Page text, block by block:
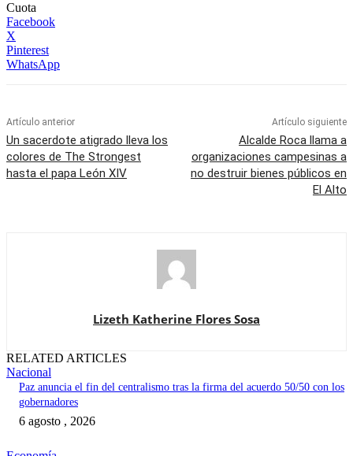
Cuota
Facebook
X
Pinterest
WhatsApp
Artículo anterior
Un sacerdote atigrado lleva los
colores de The Strongest
hasta el papa León XIV
Artículo siguiente
Alcalde Roca llama a
organizaciones campesinas a
no destruir bienes públicos en
El Alto
Lizeth Katherine Flores Sosa
RELATED ARTICLES
Nacional
Paz anuncia el fin del centralismo tras la firma del acuerdo 50/50 con los
gobernadores
6 agosto , 2026